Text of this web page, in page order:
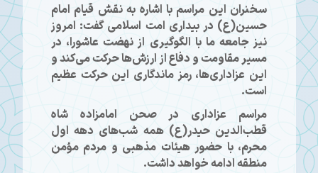
سخنران این مراسم با اشاره به نقش قیام امام
حسین(ع) در بیداری امت اسلامی گفت: امروز
نیز جامعه ما با الگوگیری از نهضت عاشورا، در
مسیر مقاومت و دفاع از ارزش‌ها حرکت می‌کند و
این عزاداری‌ها، رمز ماندگاری این حرکت عظیم
است.
مراسم عزاداری در صحن امامزاده شاه
قطب‌الدین حیدر(ع) همه شب‌های دهه اول
محرم، با حضور هیئات مذهبی و مردم مؤمن
منطقه ادامه خواهد داشت.